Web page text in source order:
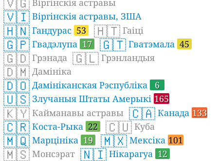
Віргінскія астравы
🇻🇮 Віргінскія астравы, ЗША
🇭🇳 Гандурас 53 🇭🇹 Гаіці
🇬🇵 Гвадэлупа 17 🇬🇹 Гватэмала 45
🇬🇩 Грэнада 🇬🇱 Грэнландыя
🇩🇲 Дамініка
🇩🇴 Дамініканская Рэспубліка 6
🇺🇸 Злучаныя Штаты Амерыкі 165
🇰🇾 Кайманавы астравы 🇨🇦 Канада 133
🇨🇷 Коста-Рыка 22 🇨🇺 Куба
🇲🇶 Марцініка 19 🇲🇽 Мексіка 101
🇲🇸 Монсэрат 🇳🇮 Нікарагуа 12